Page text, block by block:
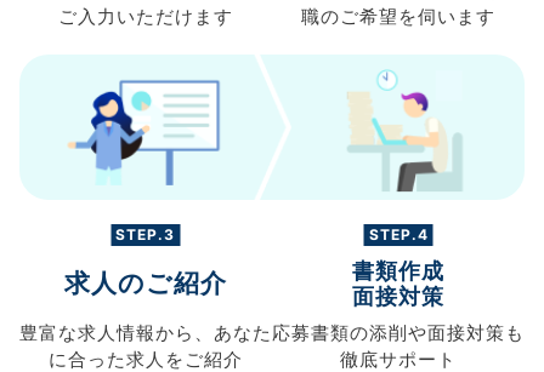
ご入力 いただけます
職のご希望を伺います
STEP.3
求人のご紹介
豊富な求人情報から、 あなた
に合った求人を ご紹介
STEP.4
書類作成
面接対策
応募書類の添削や面接対策も
徹底サポート